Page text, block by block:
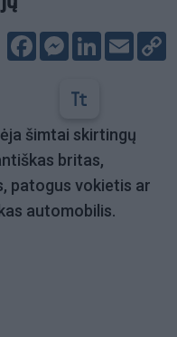
FacebookMessenger
LinkedIn
Email
šimtai skirtingų
britas,
patogus vokietis ar
automobilis.